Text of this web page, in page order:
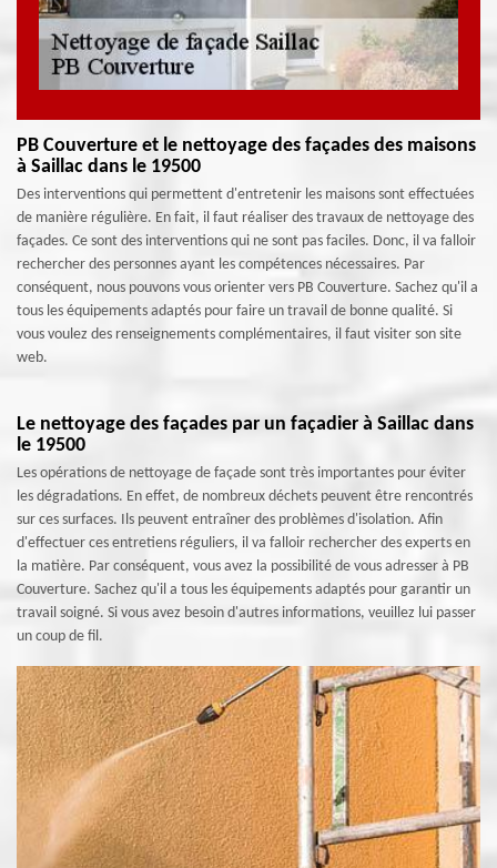
PB Couverture et le nettoyage des façades des maisons
à Saillac dans le 19500
Des interventions qui permettent d'entretenir les maisons sont effectuées
de manière régulière. En fait, il faut réaliser des travaux de nettoyage des
façades. Ce sont des interventions qui ne sont pas faciles. Donc, il va falloir
rechercher des personnes ayant les compétences nécessaires. Par
conséquent, nous pouvons vous orienter vers PB Couverture. Sachez qu'il a
tous les équipements adaptés pour faire un travail de bonne qualité. Si
vous voulez des renseignements complémentaires, il faut visiter son site
web.
Le nettoyage des façades par un façadier à Saillac dans
le 19500
Les opérations de nettoyage de façade sont très importantes pour éviter
les dégradations. En effet, de nombreux déchets peuvent être rencontrés
sur ces surfaces. Ils peuvent entraîner des problèmes d'isolation. Afin
d'effectuer ces entretiens réguliers, il va falloir rechercher des experts en
la matière. Par conséquent, vous avez la possibilité de vous adresser à PB
Couverture. Sachez qu'il a tous les équipements adaptés pour garantir un
travail soigné. Si vous avez besoin d'autres informations, veuillez lui passer
un coup de fil.